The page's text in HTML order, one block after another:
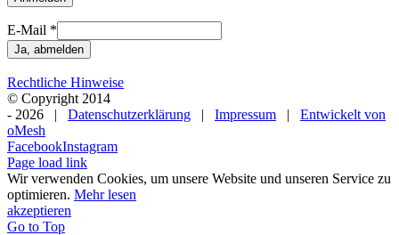
E-Mail *
Rechtliche Hinweise
© Copyright 2014
- 2026 | Datenschutzerklärung | Impressum | Entwickelt von
oMesh
FacebookInstagram
Page load link
Wir verwenden Cookies, um unsere Website und unseren Service zu
optimieren. Mehr lesen
akzeptieren
Go to Top